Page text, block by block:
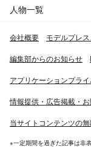
人物一覧
会社概要 モデルプレ
編集部からのお知らせ
アプリケーションプラ
情報提供・広告掲載・
当サイトコンテンツの
※一定期間を過ぎた記事は非